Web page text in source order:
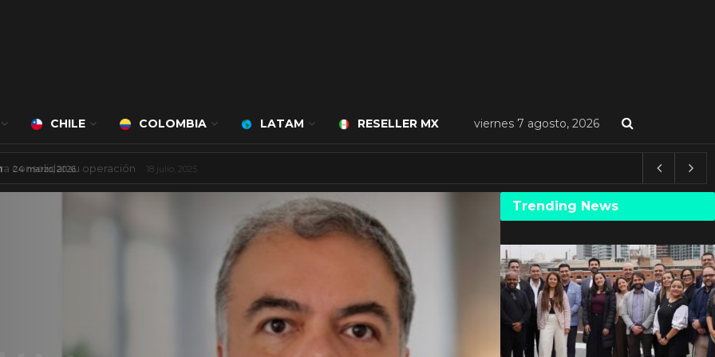
CHILE COLOMBIA LATAM RESELLER MX viernes 7 agosto, 2026
a cargo de Bert Milan 24 marzo, 2026
Trending News